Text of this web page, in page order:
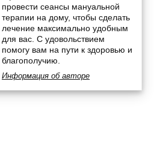
провести сеансы мануальной
терапии на дому, чтобы сделать
лечение максимально удобным
для вас. С удовольствием
помогу вам на пути к здоровью и
благополучию.
Информация об авторе